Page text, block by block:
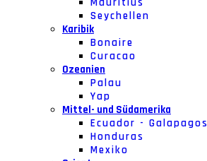
Seychellen
Karibik
Bonaire
Curacao
Ozeanien
Palau
Yap
Mittel- und Südamerika
Ecuador - Galapagos
Honduras
Mexiko